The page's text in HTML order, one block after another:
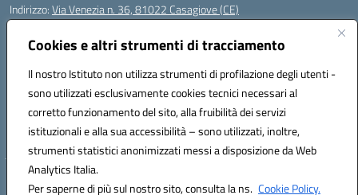
Cookies e altri strumenti di tracciamento
Il nostro Istituto non utilizza strumenti di profilazione degli utenti -
sono utilizzati esclusivamente cookies tecnici necessari al
corretto funzionamento del sito, alla fruibilità dei servizi
istituzionali e alla sua accessibilità – sono utilizzati, inoltre,
strumenti statistici anonimizzati messi a disposizione da Web
Analytics Italia.
Per saperne di più sul nostro sito, consulta la ns. Cookie Policy.
Indirizzo:Via Venezia n. 36, 81022 Casagiove (CE)
Centralino:
Posta elettronica certificata (PEC):ceic893002@pec.istruzione.it
Codice fiscale: 93085870611
Codice meccanografico:CEIC893002
Codice Indice delle Pubbliche Amministrazioni (IPA): icmp_061
Codice unico di fatturazione (CUF): UFIOD3
Hosting & Powered by 3D Solution S.r.l.